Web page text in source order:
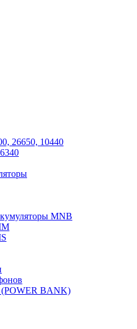
26650, 10440
MNB
BANK)